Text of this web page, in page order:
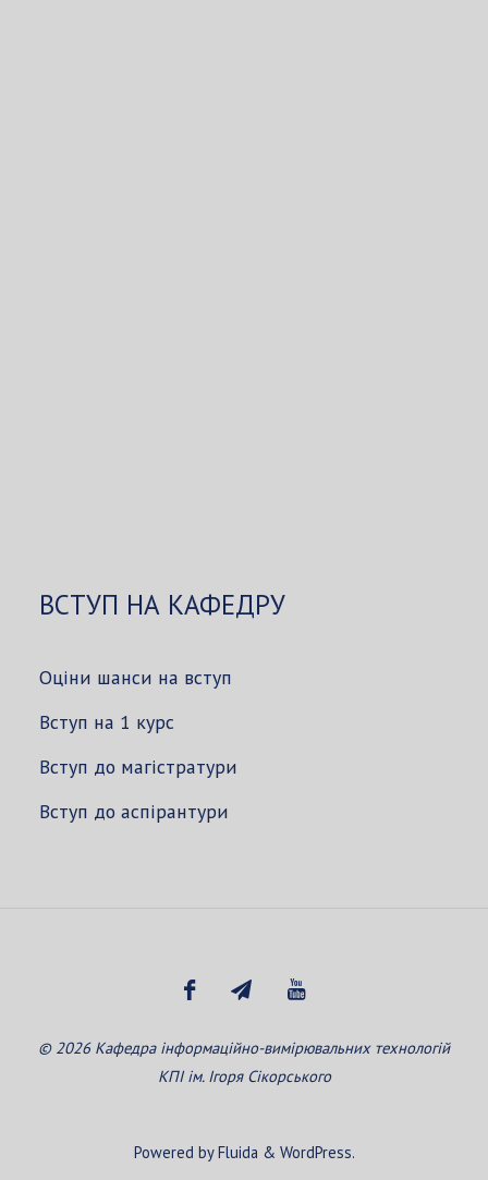
ВСТУП НА КАФЕДРУ
Оціни шанси на вступ
Вступ на 1 курс
Вступ до магістратури
Вступ до аспірантури
© 2026 Кафедра інформаційно-вимірювальних технологій
КПІ ім. Ігоря Сікорського
Powered byFluida & WordPress.